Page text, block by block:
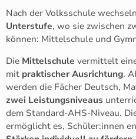
Nach der Volksschule
Unterstufe, wo sie zwischen
können: Mittelschule und
Die Mittelschule vermittelt
mit praktischer Ausrichtung.
werden die Fächer Deutsch,
zwei Leistungsniveaus
dem Standard-AHS-Niveau.
ermöglicht es, Schüler:innen